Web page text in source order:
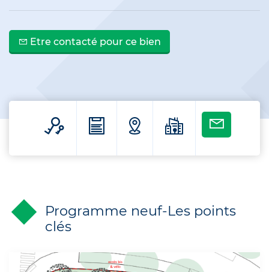
Etre contacté pour ce bien
Programme neuf-Les points
clés